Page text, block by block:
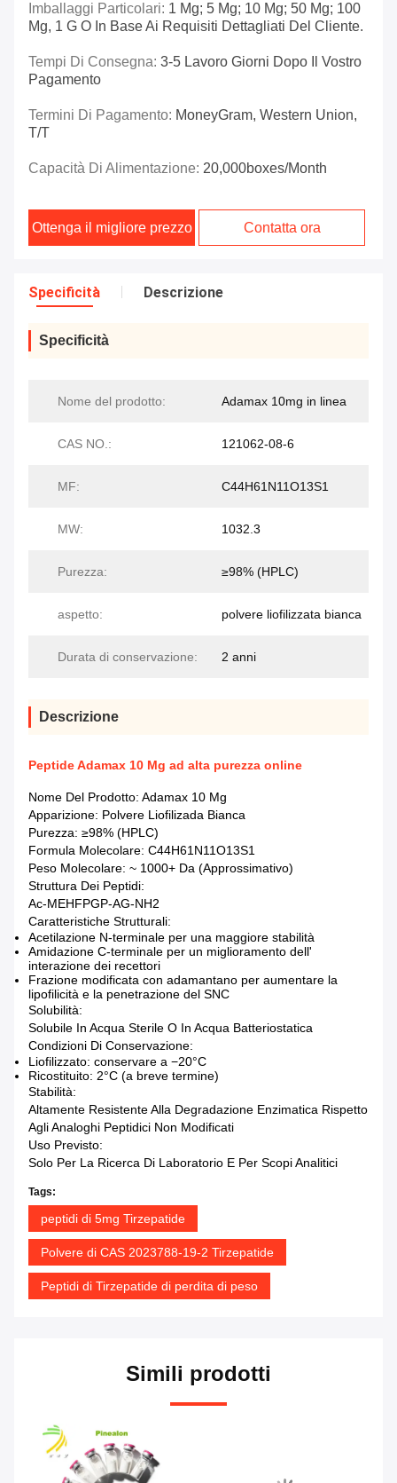
Imballaggi Particolari: 1 Mg; 5 Mg; 10 Mg; 50 Mg; 100
Mg, 1 G O In Base Ai Requisiti Dettagliati Del Cliente.
Tempi Di Consegna: 3-5 Lavoro Giorni Dopo Il Vostro
Pagamento
Termini Di Pagamento: MoneyGram, Western Union,
T/T
Capacità Di Alimentazione: 20,000boxes/Month
Ottenga il migliore prezzo Contatta ora
Specificità Descrizione
Specificità
Nome del prodotto: Adamax 10mg in linea
CAS NO.: 121062-08-6
MF: C44H61N11O13S1
MW: 1032.3
Purezza: ≥98% (HPLC)
aspetto: polvere liofilizzata bianca
Durata di conservazione: 2 anni
Descrizione
Peptide Adamax 10 Mg ad alta purezza online
Nome Del Prodotto: Adamax 10 Mg
Apparizione: Polvere Liofilizada Bianca
Purezza: ≥98% (HPLC)
Formula Molecolare: C44H61N11O13S1
Peso Molecolare: ~ 1000+ Da (approssimativo)
Struttura Dei Peptidi:
Ac-MEHFPGP-AG-NH2
Caratteristiche Strutturali:
Acetilazione N-terminale per una maggiore stabilità
Amidazione C-terminale per un miglioramento dell'
interazione dei recettori
Frazione modificata con adamantano per aumentare la
lipofilicità e la penetrazione del SNC
Solubilità:
Solubile In Acqua Sterile O In Acqua Batteriostatica
Condizioni Di Conservazione:
Liofilizzato: conservare a −20°C
Ricostituito: 2°C (a breve termine)
Stabilità:
Altamente Resistente Alla Degradazione Enzimatica Rispetto
Agli Analoghi Peptidici Non Modificati
Uso Previsto:
Solo Per La Ricerca Di Laboratorio E Per Scopi Analitici
Tags:
peptidi di 5mg Tirzepatide
Polvere di CAS 2023788-19-2 Tirzepatide
Peptidi di Tirzepatide di perdita di peso
Simili prodotti